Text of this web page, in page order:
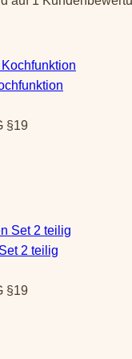
§19
2 teilig
§19